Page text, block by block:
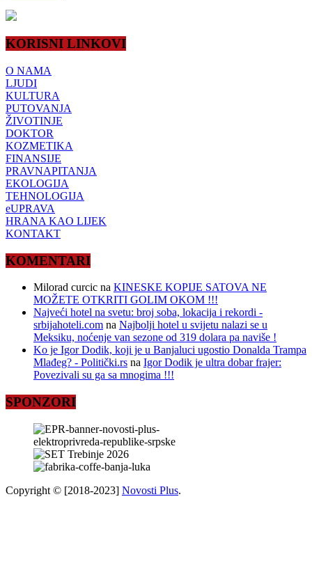
KORISNI LINKOVI
O NAMA
LJUDI
KULTURA
PUTOVANJA
ŽIVOTINJE
DOKTOR
KOZMETIKA
FINANSIJE
PRAVNAPITANJA
EKOLOGIJA
TEHNOLOGIJA
eUPRAVA
HRANA KAO LIJEK
KONTAKT
KOMENTARI
Milorad curcic na KINESKE KOPIJE SATOVA NE
MOŽETE OTKRITI GOLIM OKOM !!!
Najveći hotel na svetu: broj soba, lokacija i rekordi -
srbijahoteli.com na Najbolji hotel u svijetu nalazi se u
Meksiku, noćenje van sezone od 319 dolara pa naviše !
Ko je Igor Dodik, koji je u Banjaluci ugostio Donalda Trampa
Mlađeg? - Politički.rs na Igor Dodik je ultra dobar frajer:
Povezivali su ga sa mnogima !!!
SPONZORI
Copyright © [2018-2023] Novosti Plus.